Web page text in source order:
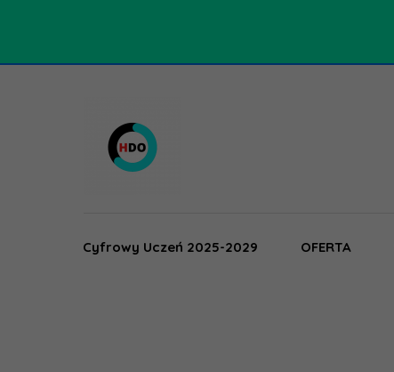
Cyfrowy Uczeń 2025-2029 OFERTA